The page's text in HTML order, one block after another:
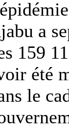
a
159
été
le